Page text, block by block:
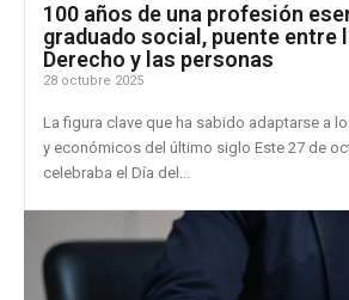
100 años de una profesión
graduado social, puente entre
Derecho y las personas
28 octubre 2025
La figura clave que ha sabido adaptarse a
y económicos del último siglo Este 27 de octubre, España
celebraba el Día del...